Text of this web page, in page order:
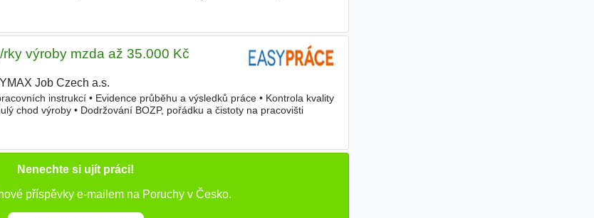
výroby mzda až 35.000 Kč
Job Czech a.s.
instrukcí • Evidence průběhu a výsledků práce • Kontrola kvality
chod výroby • Dodržování BOZP, pořádku a čistoty na pracovišti
Nenechte si ujít práci!
příspěvky e-mailem na Poruchy v Česko.